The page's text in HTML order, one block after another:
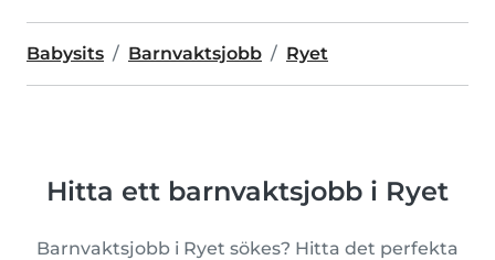
Babysits Barnvaktsjobb Ryet
Hitta ett barnvaktsjobb i Ryet
Barnvaktsjobb i Ryet sökes? Hitta det perfekta